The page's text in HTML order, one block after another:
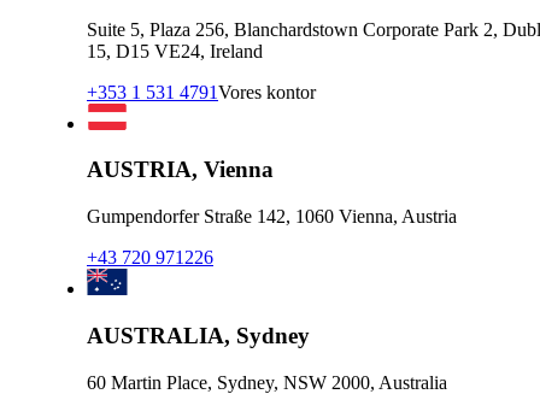
Suite 5, Plaza 256, Blanchardstown Corporate Park 2,
15, D15 VE24, Ireland
+353 1 531 4791Vores kontor
AUSTRIA, Vienna
Gumpendorfer Straße 142, 1060 Vienna, Austria
+43 720 971226
AUSTRALIA, Sydney
60 Martin Place, Sydney, NSW 2000, Australia